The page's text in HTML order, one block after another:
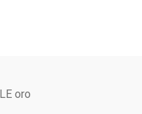
oro